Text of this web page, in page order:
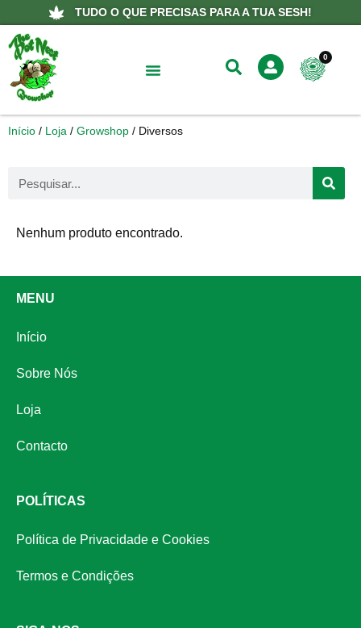
TUDO O QUE PRECISAS PARA A TUA SESH!
0
Início / Loja / Growshop / Diversos
Nenhum produto encontrado.
MENU
Início
Sobre Nós
Loja
Contacto
POLÍTICAS
Política de Privacidade e Cookies
Termos e Condições